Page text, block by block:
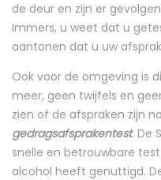
de deur en zijn er
Immers, u weet dat u
aantonen dat u uw
Ook voor de omgeving is
meer, geen twijfels en
zien of de afspraken zijn
gedragsafsprakentest. De
snelle en betrouwbare
alcohol heeft genuttigd.